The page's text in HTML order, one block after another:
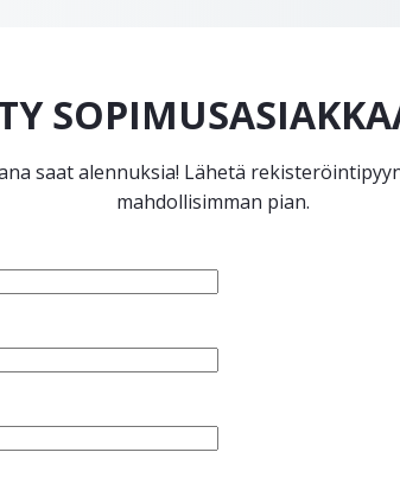
saat alennuksia! Lähetä
mahdollisimman pian.